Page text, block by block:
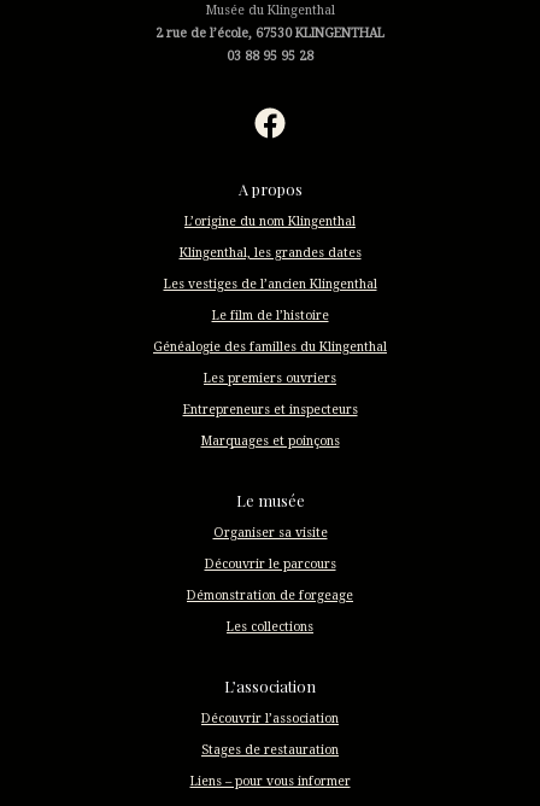
Musée du Klingenthal
2 rue de l’école, 67530 KLINGENTHAL
03 88 95 95 28
A propos
L’origine du nom Klingenthal
Klingenthal, les grandes dates
Les vestiges de l’ancien Klingenthal
Le film de l’histoire
Généalogie des familles du Klingenthal
Les premiers ouvriers
Entrepreneurs et inspecteurs
Marquages et poinçons
Le musée
Organiser sa visite
Découvrir le parcours
Démonstration de forgeage
Les collections
L’association
Découvrir l’association
Stages de restauration
Liens – pour vous informer